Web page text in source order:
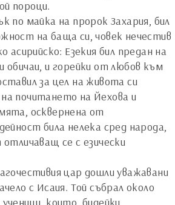
пороци.
по майка на пророк Захария, бил
на баща си, човек нечестив
асирийско: Езекия бил предан на
обичаи, и горейки от любов към
за цел на живота си
почитането на Йехова и
осквернена от
била нелека сред народа,
се с езически
цар дошли уважавани
с Исаия. Той събрал около
които, бидейки